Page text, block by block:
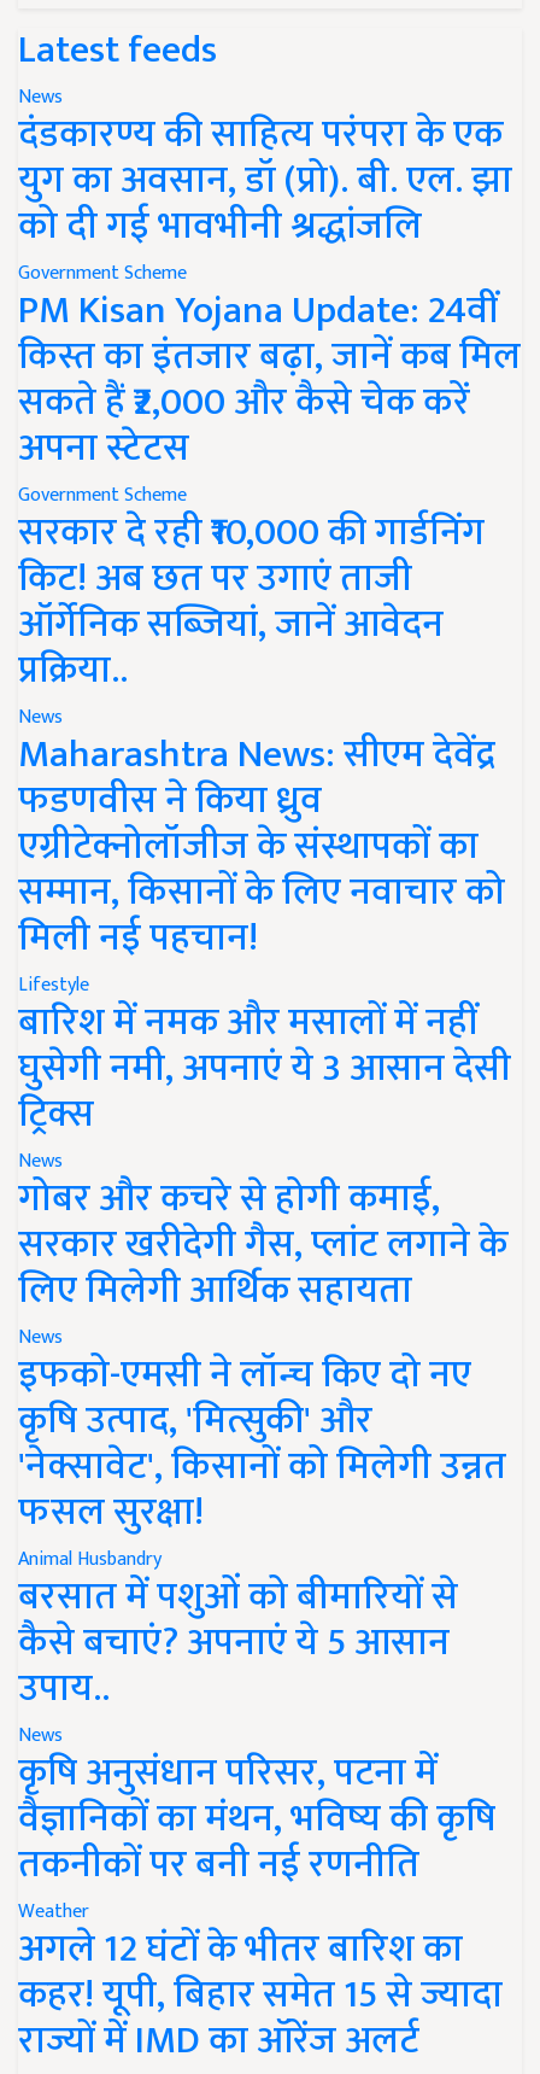
Latest feeds
News
दंडकारण्य की साहित्य परंपरा के एक
युग का अवसान, डॉ (प्रो). बी. एल. झा
को दी गई भावभीनी श्रद्धांजलि
Government Scheme
PM Kisan Yojana Update: 24वीं
किस्त का इंतजार बढ़ा, जानें कब मिल
सकते हैं ₹2,000 और कैसे चेक करें
अपना स्टेटस
Government Scheme
सरकार दे रही ₹10,000 की गार्डनिंग
किट! अब छत पर उगाएं ताजी
ऑर्गेनिक सब्जियां, जानें आवेदन
प्रक्रिया..
News
Maharashtra News: सीएम देवेंद्र
फडणवीस ने किया ध्रुव
एग्रीटेक्नोलॉजीज के संस्थापकों का
सम्मान, किसानों के लिए नवाचार को
मिली नई पहचान!
Lifestyle
बारिश में नमक और मसालों में नहीं
घुसेगी नमी, अपनाएं ये 3 आसान देसी
ट्रिक्स
News
गोबर और कचरे से होगी कमाई,
सरकार खरीदेगी गैस, प्लांट लगाने के
लिए मिलेगी आर्थिक सहायता
News
इफको-एमसी ने लॉन्च किए दो नए
कृषि उत्पाद, 'मित्सुकी' और
'नेक्सावेट', किसानों को मिलेगी उन्नत
फसल सुरक्षा!
Animal Husbandry
बरसात में पशुओं को बीमारियों से
कैसे बचाएं? अपनाएं ये 5 आसान
उपाय..
News
कृषि अनुसंधान परिसर, पटना में
वैज्ञानिकों का मंथन, भविष्य की कृषि
तकनीकों पर बनी नई रणनीति
Weather
अगले 12 घंटों के भीतर बारिश का
कहर! यूपी, बिहार समेत 15 से ज्यादा
राज्यों में IMD का ऑरेंज अलर्ट